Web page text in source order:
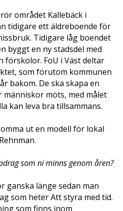
rör området Kallebäck i
tidigare ett äldreboende för
Tidigare låg boendet
byggt en ny stadsdel med
förskolor. FoU i Väst deltar
som förutom kommunen
bakom. De ska skapa en
möts, med målet
kan leva bra tillsammans.
ut en modell för lokal
som ni minns genom åren?
ganska länge sedan man
som heter Att styra med tid.
som finns inom